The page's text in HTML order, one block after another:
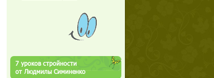
7 уроков стройности
от Людмилы Симиненко